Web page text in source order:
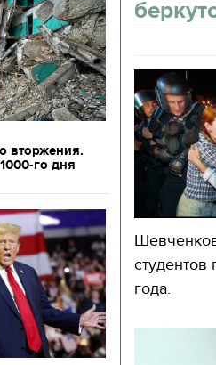
вторжения.
го дня
года.